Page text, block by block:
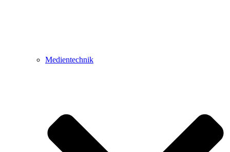
Medientechnik